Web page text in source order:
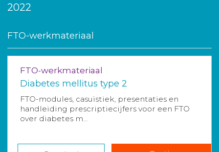
2022
FTO-werkmateriaal
FTO-werkmateriaal
Diabetes mellitus type 2
FTO-modules, casuïstiek, presentaties en
handleiding prescriptiecijfers voor een FTO
over diabetes m...